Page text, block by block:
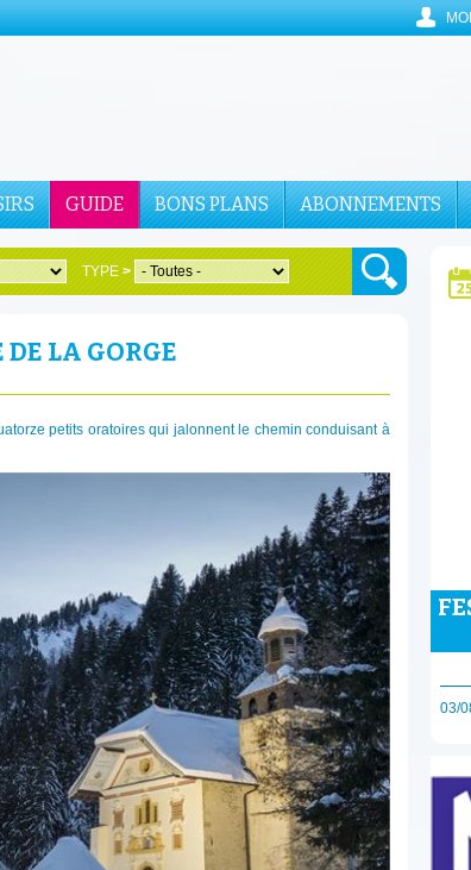
GUIDE BONS PLANS ABONNEMENTS
TYPE>
LA GORGE
petits oratoires qui jalonnent le chemin conduisant à
03/